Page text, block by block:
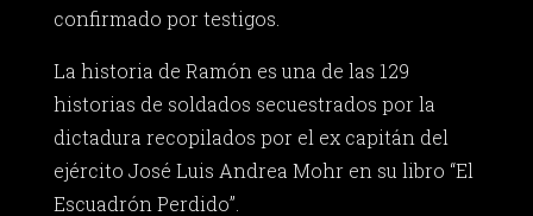
confirmado por testigos.
La historia de Ramón es una de las 129
historias de soldados secuestrados por la
dictadura recopilados por el ex capitán del
ejército José Luis Andrea Mohr en su libro “El
Escuadrón Perdido”.